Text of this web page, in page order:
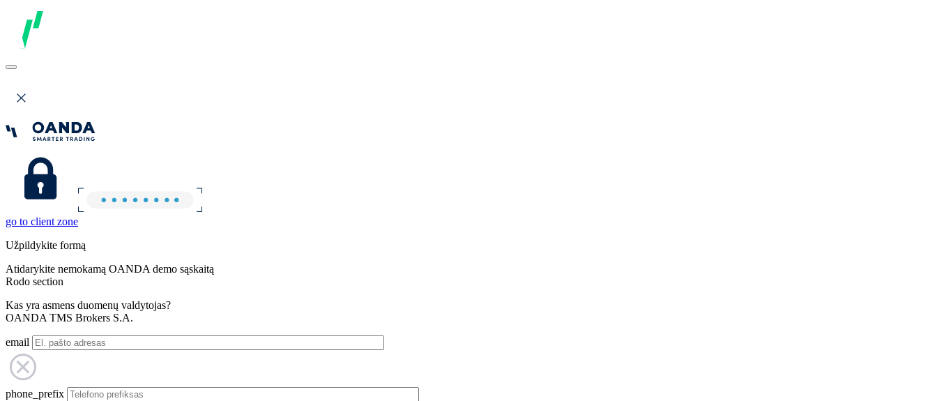
go to client zone
Užpildykite formą
Atidarykite nemokamą OANDA demo sąskaitą
Rodo section
Kas yra asmens duomenų valdytojas?
OANDA TMS Brokers S.A.
email
phone_prefix